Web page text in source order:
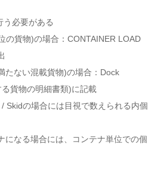
う必要がある
の貨物)の場合：CONTAINER LOAD
たない混載貨物)の場合： Dock
貨物の明細書類)に記載
Skidの場合には目視で数えられる内個
になる場合には、コンテナ単位での個